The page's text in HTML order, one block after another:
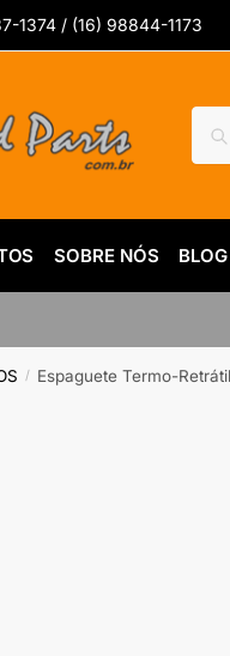
1374 / (16) 98844-1173
por:
SOBRE NÓS BLOG
/ Espaguete Termo-